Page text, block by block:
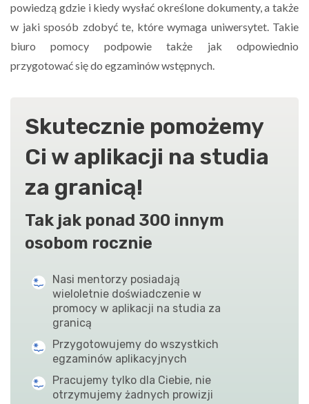
powiedzą gdzie i kiedy wysłać określone dokumenty, a także
w jaki sposób zdobyć te, które wymaga uniwersytet. Takie
biuro pomocy podpowie także jak odpowiednio
przygotować się do egzaminów wstępnych.
Skutecznie pomożemy
Ci w aplikacji na studia
za granicą!
Tak jak ponad 300 innym
osobom rocznie
Nasi mentorzy posiadają
wieloletnie doświadczenie w
promocy w aplikacji na studia za
granicą
Przygotowujemy do wszystkich
egzaminów aplikacyjnych
Pracujemy tylko dla Ciebie, nie
otrzymujemy żadnych prowizji